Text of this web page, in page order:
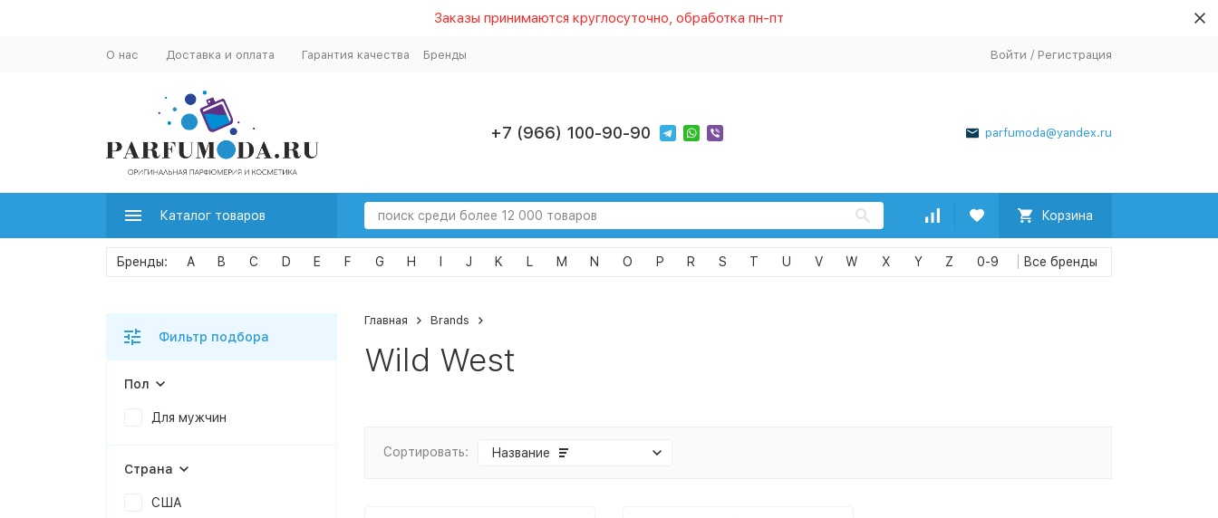
Заказы принимаются круглосуточно, обработка пн-пт
О нас Доставка и оплата Гарантия качества Бренды Войти / Регистрация
+7 (966) 100-90-90 parfumoda@yandex.ru
Каталог товаров Корзина
A B C D E F G H J K L M N O P R S T U V W X Y Z 0-9
Главная Brands
Wild West
Сортировать: Название
Фильтр подбора
Пол
Для мужчин
Страна
США